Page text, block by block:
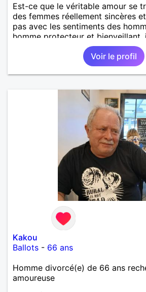
Est-ce que le véritable amour se
des femmes réellement sincères
pas avec les sentiments des
homme protecteur et bienveillant,
d'y croire et pouvoir enfin former
que je désir temps. Faux profil,
joyeuseté passer votre chemin,
m'intéressez pas du tout!
Voir le profil
Kakou
Ballots - 66 ans
Homme divorcé(e) de 66 ans
amoureuse